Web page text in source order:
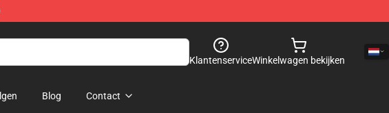
KlantenserviceWinkelwagen bekijken
Blog Contact